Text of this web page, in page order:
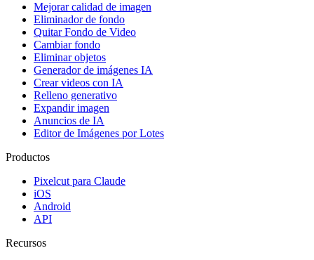
Mejorar calidad de imagen
Eliminador de fondo
Quitar Fondo de Video
Cambiar fondo
Eliminar objetos
Generador de imágenes IA
Crear videos con IA
Relleno generativo
Expandir imagen
Anuncios de IA
Editor de Imágenes por Lotes
Productos
Pixelcut para Claude
iOS
Android
API
Recursos